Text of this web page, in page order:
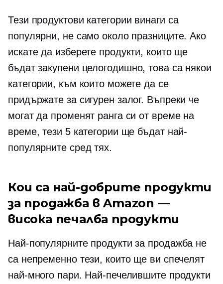
Тези продуктови категории винаги са
популярни, не само около празниците. Ако
искате да изберете продукти, които ще
бъдат закупени целогодишно, това са някои
категории, към които можете да се
придържате за сигурен залог. Въпреки че
могат да променят ранга си от време на
време, тези 5 категории ще бъдат най-
популярните сред тях.
Кои са най-добрите продукти
за продажба в Amazon —
висока печалба продукти
Най-популярните продукти за продажба не
са непременно тези, които ще ви спечелят
най-много пари. Най-печелившите продукти